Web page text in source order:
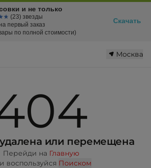
Москва
или перемещена
Перейди на Главную
воспользуйся Поиском
и не только
(23) звезды
первый заказ
по полной стоимости)
Скачать